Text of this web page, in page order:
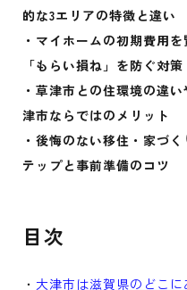
的な3エリアの特徴と違い
・マイホームの初期費用
「もらい損ね」を防ぐ対策
・草津市との住環境の違
津市ならではのメリット
・後悔のない移住・家づ
テップと事前準備のコツ
目次
・ 大津市は滋賀県のどこ